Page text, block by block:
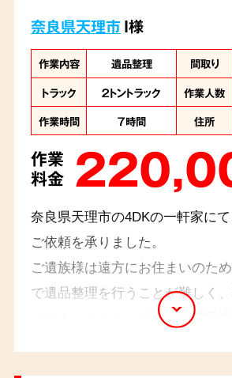
奈良県天理市I様
作業内容 遺品整理 間取り
トラック
２トントラック 作業人数
作業時間
７時間 住所
作業
料金
奈良県天理市の4DKの一軒家に
ご依頼を承りました。
ご遺族様は遠方にお住まいのた
で遺品整理を行うことが難しく
くださいました。故人様が普段